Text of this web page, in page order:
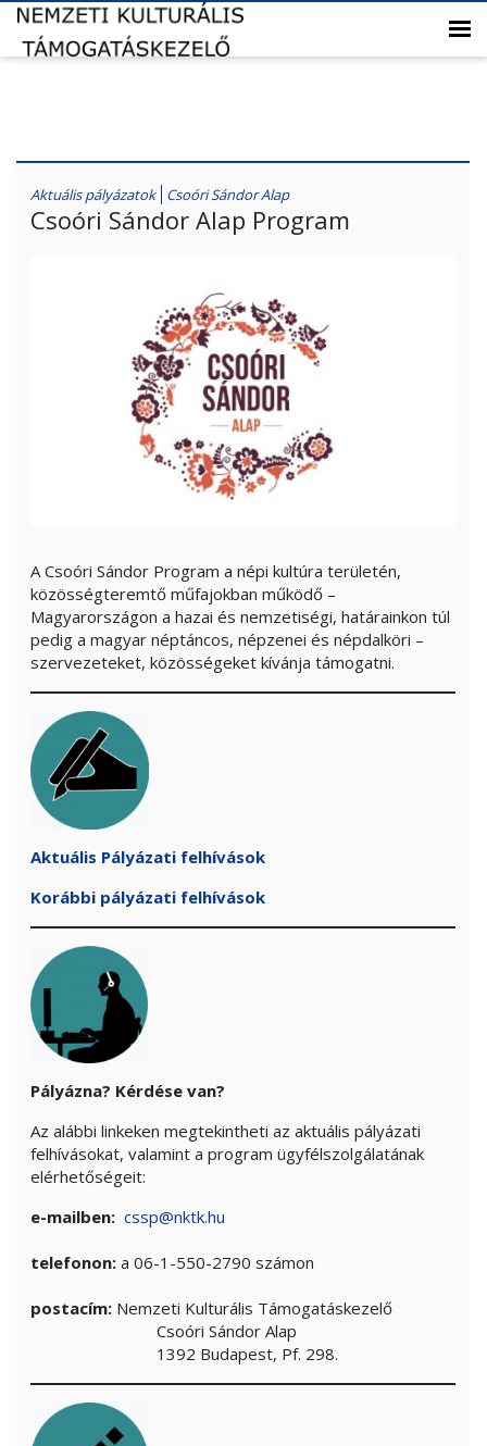
Aktuális pályázatok Csoóri Sándor Alap
Csoóri Sándor Alap Program
A Csoóri Sándor Program a népi kultúra területén,
közösségteremtő műfajokban működő –
Magyarországon a hazai és nemzetiségi, határainkon túl
pedig a magyar néptáncos, népzenei és népdalköri –
szervezeteket, közösségeket kívánja támogatni.
Aktuális Pályázati felhívások
Korábbi pályázati felhívások
Pályázna? Kérdése van?
Az alábbi linkeken megtekintheti az aktuális pályázati
felhívásokat, valamint a program ügyfélszolgálatának
elérhetőségeit:
e-mailben: cssp@nktk.hu
telefonon: a 06-1-550-2790 számon
postacím: Nemzeti Kulturális Támogatáskezelő
Csoóri Sándor Alap
1392 Budapest, Pf. 298.